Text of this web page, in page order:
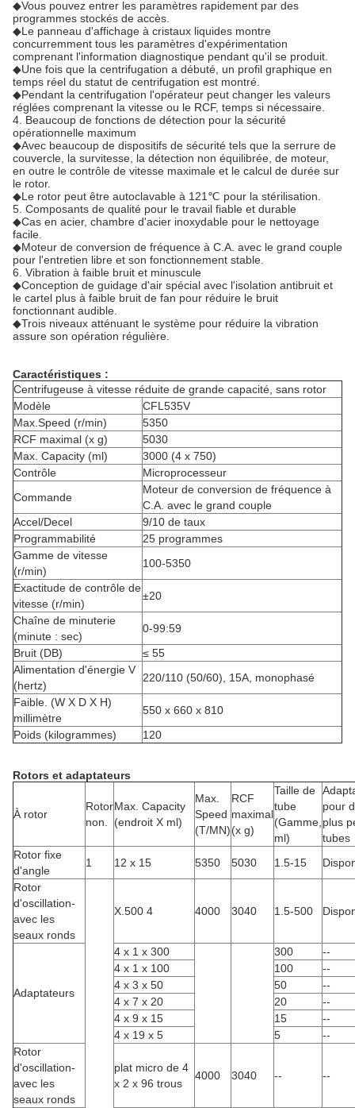
◆Vous pouvez entrer les paramètres rapidement par des
programmes stockés de accès.
◆Le panneau d'affichage à cristaux liquides montre
concurremment tous les paramètres d'expérimentation
comprenant l'information diagnostique pendant qu'il se produit.
◆Une fois que la centrifugation a débuté, un profil graphique en
temps réel du statut de centrifugation est montré.
◆Pendant la centrifugation l'opérateur peut changer les valeurs
réglées comprenant la vitesse ou le RCF, temps si nécessaire.
4. Beaucoup de fonctions de détection pour la sécurité
opérationnelle maximum
◆Avec beaucoup de dispositifs de sécurité tels que la serrure de
couvercle, la survitesse, la détection non équilibrée, de moteur,
en outre le contrôle de vitesse maximale et le calcul de durée sur
le rotor.
◆Le rotor peut être autoclavable à 121℃ pour la stérilisation.
5. Composants de qualité pour le travail fiable et durable
◆Cas en acier, chambre d'acier inoxydable pour le nettoyage
facile.
◆Moteur de conversion de fréquence à C.A. avec le grand couple
pour l'entretien libre et son fonctionnement stable.
6. Vibration à faible bruit et minuscule
◆Conception de guidage d'air spécial avec l'isolation antibruit et
le cartel plus à faible bruit de fan pour réduire le bruit
fonctionnant audible.
◆Trois niveaux atténuant le système pour réduire la vibration
assure son opération régulière.
Caractéristiques :
Centrifugeuse à vitesse réduite de grande capacité, sans rotor
Modèle
CFL535V
Max.Speed (r/min)
5350
RCF maximal (x g)
5030
Max. Capacity (ml)
3000 (4 x 750)
Contrôle
Microprocesseur
Commande
Moteur de conversion de fréquence à
C.A. avec le grand couple
Accel/Decel
9/10 de taux
Programmabilité
25 programmes
Gamme de vitesse
(r/min)
100-5350
Exactitude de contrôle de
vitesse (r/min)
±20
Chaîne de minuterie
(minute : sec)
0-99:59
Bruit (DB)
≤ 55
Alimentation d'énergie V
(hertz)
220/110 (50/60), 15A, monophasé
Faible. (W X D X H)
millimètre
550 x 660 x 810
Poids (kilogrammes)
120
Rotors et adaptateurs
À rotor
Rotor
non.
Max. Capacity
(endroit X ml)
Max.
Speed
(T/MN)
RCF
maximal
(x g)
Taille de
tube
(Gamme,
ml)
pour
plus
tubes
Rotor fixe
d'angle
1 12 x 15 5350 5030 1.5-15
Rotor
d'oscillation-
avec les
seaux ronds
X.500 4 4000 3040 1.5-500
Adaptateurs
4 x 1 x 300 300
--
4 x 1 x 100
100
--
4 x 3 x 50
50
--
4 x 7 x 20
20
--
4 x 9 x 15
15
--
4 x 19 x 5
5
--
Rotor
d'oscillation-
avec les
seaux ronds
plat micro de 4
x 2 x 96 trous
4000 3040 -- --